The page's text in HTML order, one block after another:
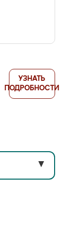
УЗНАТЬ
ПОДРОБНОСТИ
▼